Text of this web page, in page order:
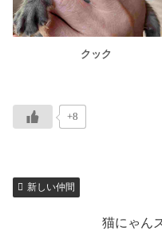
クック
+8
新しい仲間
猫にゃん